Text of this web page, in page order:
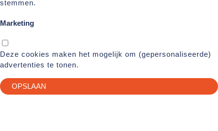
stemmen.
Marketing
Deze cookies maken het mogelijk om (gepersonaliseerde)
advertenties te tonen.
OPSLAAN